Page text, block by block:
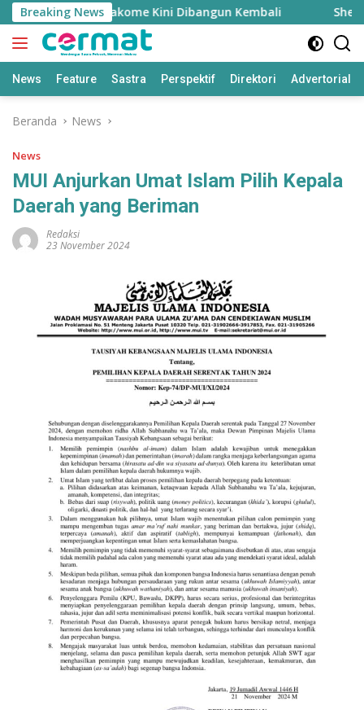
Langsung
ke
konten
Breaking News
Fasyah Takome Kini Dibangun Kembali Sherly
News Feature Sastra Perspektif Direktori Advertorial
Beranda News
News
MUI Anjurkan Umat Islam Pilih Kepala
Daerah yang Beriman
Redaksi
23 November 2024